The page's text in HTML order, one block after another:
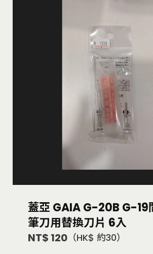
蓋亞 GAIA G-20B G-19
筆刀用替換刀片 6入
NT$ 120 （HK$ 約30）